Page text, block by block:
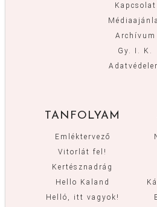
Kapcsolat
Archívum
Gy. I. K.
TANFOLYAM
Emléktervező
Vitorlát fel!
Kertésznadrág
Hello Kaland
Helló, itt vagyok!